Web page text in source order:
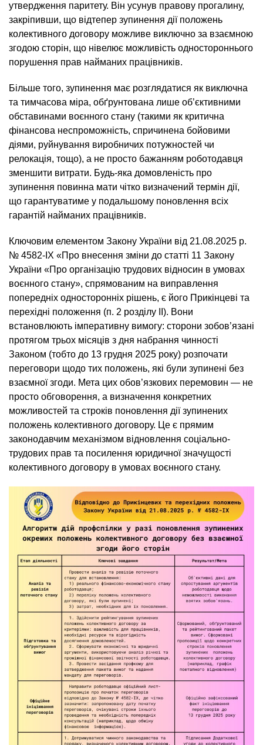
утвердження паритету. Він усунув правову прогалину,
закріпивши, що відтепер зупинення дії положень
колективного договору можливе виключно за взаємною
згодою сторін, що нівелює можливість одностороннього
порушення прав найманих працівників.
Більше того, зупинення має розглядатися як виключна
та тимчасова міра, обґрунтована лише об’єктивними
обставинами воєнного стану (такими як критична
фінансова неспроможність, спричинена бойовими
діями, руйнування виробничих потужностей чи
релокація, тощо), а не просто бажанням роботодавця
зменшити витрати. Будь-яка домовленість про
зупинення повинна мати чітко визначений термін дії,
що гарантуватиме у подальшому поновлення всіх
гарантій найманих працівників.
Ключовим елементом Закону України від 21.08.2025 р.
№ 4582-IX «Про внесення зміни до статті 11 Закону
України «Про організацію трудових відносин в умовах
воєнного стану», спрямованим на виправлення
попередніх односторонніх рішень, є його Прикінцеві та
перехідні положення (п. 2 розділу ІІ). Вони
встановлюють імперативну вимогу: сторони зобов’язані
протягом трьох місяців з дня набрання чинності
Законом (тобто до 13 грудня 2025 року) розпочати
переговори щодо тих положень, які були зупинені без
взаємної згоди. Мета цих обов’язкових перемовин — не
просто обговорення, а визначення конкретних
можливостей та строків поновлення дії зупинених
положень колективного договору. Це є прямим
законодавчим механізмом відновлення соціально-
трудових прав та посилення юридичної значущості
колективного договору в умовах воєнного стану.